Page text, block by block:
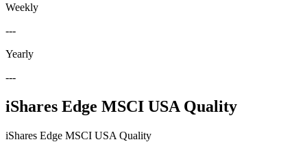
Weekly
---
Yearly
---
iShares Edge MSCI USA Quality
iShares Edge MSCI USA Quality